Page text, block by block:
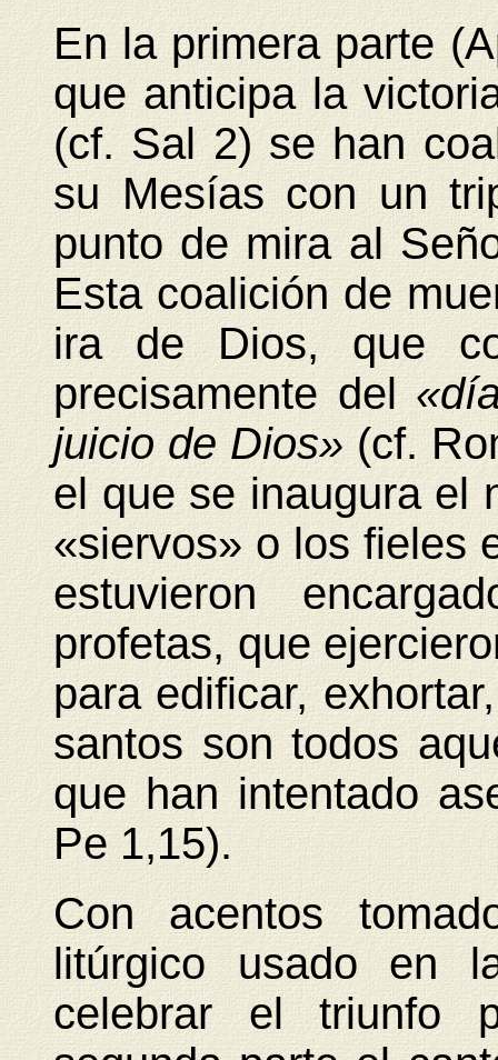
En la primera parte
que anticipa la
(cf. Sal 2) se han
su Mesías con un
punto de mira al
Esta coalición de
ira de Dios, que
precisamente del
juicio de Dios» (cf.
el que se inaugura el
«siervos» o los fieles
estuvieron
profetas, que
para edificar,
santos son todos
que han intentado
Pe 1,15).
Con acentos
litúrgico usado en
celebrar el triunfo